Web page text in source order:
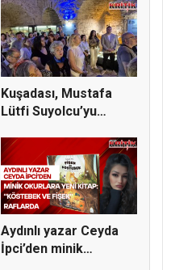
Kuşadası, Mustafa
Lütfi Suyolcu’yu
Aydınlı yazar Ceyda
İpci’den minik